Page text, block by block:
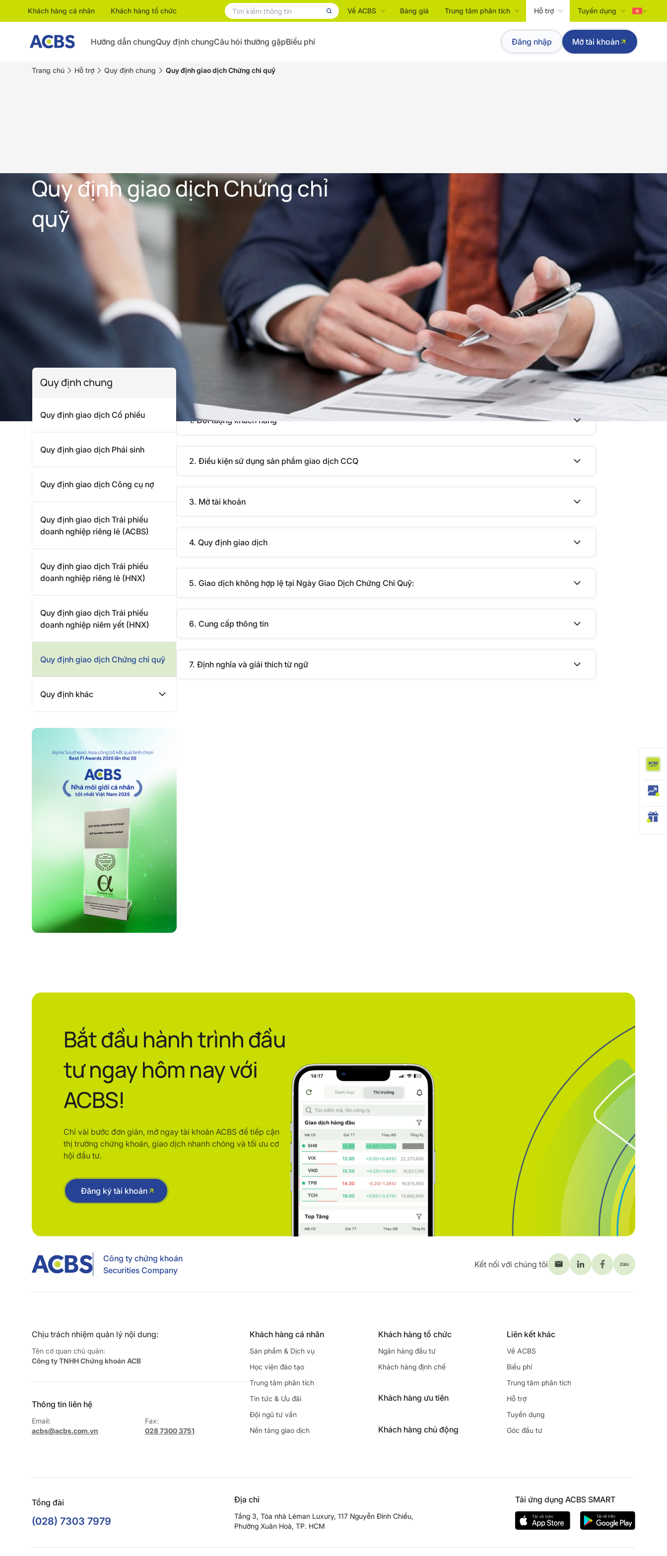
Khách hàng cá nhân Khách hàng tổ chức Về ACBS Bảng giá Trung tâm phân tích Hỗ trợ Tuyển dụng
Tiếng Việt
English
Hướng dẫn chungQuy định chungCâu hỏi thường gặpBiểu phí Đăng nhập Mở tài khoản
Trang chủ Hỗ trợ Quy định chung Quy định giao dịch Chứng chỉ quỹ
Quy định giao dịch Chứng chỉ
quỹ
Quy định chung
Quy định giao dịch Cổ phiếu
Quy định giao dịch Phái sinh
Quy định giao dịch Công cụ nợ
Quy định giao dịch Trái phiếu
doanh nghiệp riêng lẻ (ACBS)
Quy định giao dịch Trái phiếu
doanh nghiệp riêng lẻ (HNX)
Quy định giao dịch Trái phiếu
doanh nghiệp niêm yết (HNX)
Quy định giao dịch Chứng chỉ quỹ
Quy định khác
Quy định giao dịch Chứng chỉ quỹ
1. Đối tượng khách hàng
2. Điều kiện sử dụng sản phẩm giao dịch CCQ
3. Mở tài khoản
4. Quy định giao dịch
5. Giao dịch không hợp lệ tại Ngày Giao Dịch Chứng Chỉ Quỹ:
6. Cung cấp thông tin
7. Định nghĩa và giải thích từ ngữ
Bắt đầu hành trình đầu
tư ngay hôm nay với
ACBS!
Chỉ vài bước đơn giản, mở ngay tài khoản ACBS để tiếp cận
thị trường chứng khoán, giao dịch nhanh chóng và tối ưu cơ
hội đầu tư.
Đăng ký tài khoản
Công ty chứng khoán
Securities Company
Kết nối với chúng tôi
Chịu trách nhiệm quản lý nội dung:
Tên cơ quan chủ quản:
Công ty TNHH Chứng khoán ACB
Thông tin liên hệ
Email:
acbs@acbs.com.vn
Fax:
028 7300 3751
Khách hàng cá nhân
Sản phẩm & Dịch vụ
Học viện đào tạo
Trung tâm phân tích
Tin tức & Ưu đãi
Đội ngũ tư vấn
Nền tảng giao dịch
Khách hàng tổ chức
Ngân hàng đầu tư
Khách hàng định chế
Khách hàng ưu tiên
Khách hàng chủ động
Liên kết khác
Về ACBS
Biểu phí
Trung tâm phân tích
Hỗ trợ
Tuyển dụng
Góc đầu tư
Tổng đài
(028) 7303 7979
Địa chỉ
Tầng 3, Tòa nhà Léman Luxury, 117 Nguyễn Đình Chiểu,
Phường Xuân Hoà, TP. HCM
Tải ứng dụng ACBS SMART